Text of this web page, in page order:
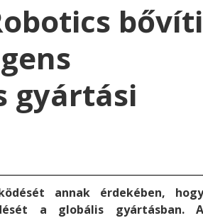
bővíti
gyártási
annak érdekében, hogy
a globális gyártásban. A